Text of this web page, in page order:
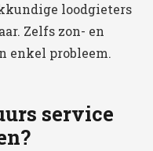
loodgieters
Zelfs zon- en
enkel probleem.
service